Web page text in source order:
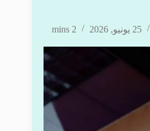
25 يونيو, 2026 2 mins